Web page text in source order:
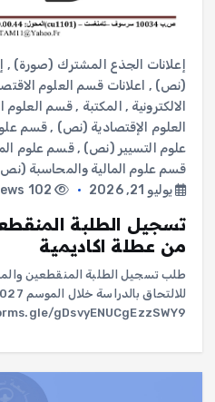
إعلانات الجذع المشترك (صورة) ,
(نص) , اعلانات قسم العلوم
الالكترونية , المكتبة ,قسم العلوم
العلوم الإقتصادية (نص) ,قسم
علوم التسيير (نص) ,قسم علوم
قسم علوم المالية والمحاسبة
يوليو 21, 2026
102 views
تسجيل الطلبة
من عطلة اكاديمية
طلب تسجيل الطلبة المنقطعين
gDsvyENUCgEzzSWY9